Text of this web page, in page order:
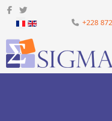
Sélectionnez votre langue
+228